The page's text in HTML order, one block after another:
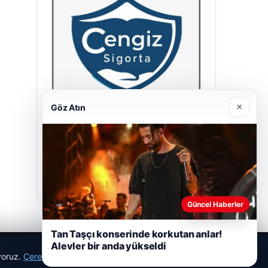
Cengiz Sigorta
23/06/2026
Çerez Politikamız
Göz Atın ×
Güncel Haberler
Tan Taşçı konserinde korkutan anlar!
Alevler bir anda yükseldi